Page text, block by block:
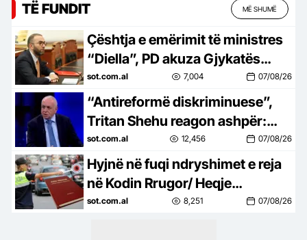
TË FUNDIT MË SHUMË
Çështja e emërimit të ministres
“Diella”, PD akuza Gjykatës
Kushtetuese se po shkel ligjin, ja
si GJK ka tejkaluar…
sot.com.al 7,004 07/08/26
“Antireformë diskriminuese”,
Tritan Shehu reagon ashpër:
Rama po denigron Gjirokastrën,
Përmetin dhe Libohovën
sot.com.al 12,456 07/08/26
Hyjnë në fuqi ndryshimet e reja
në Kodin Rrugor/ Heqje
përgjithmonë e patentës, gjoba
sot.com.al 8,251 07/08/26